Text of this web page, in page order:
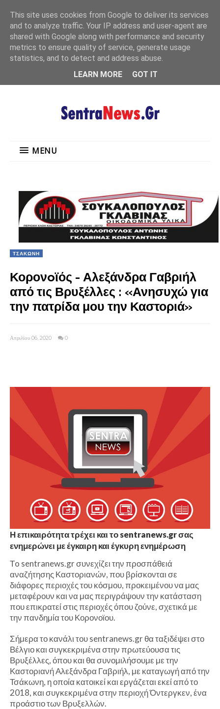
MENU
MENU
ΤΣΑΚΩΝΗ
Κορονoϊός - Αλεξάνδρα Γαβριήλ
από τις Βρυξέλλες : «Ανησυχώ για
την πατρίδα μου την Καστοριά»
Απριλίου 06, 2020 0
Η επικαιρότητα τρέχει και το sentranews.gr σας
ενημερώνει με έγκαιρη και έγκυρη ενημέρωση
Τo sentranews.gr συνεχίζει την προσπάθειά
αναζήτησης Καστοριανών, που βρίσκονται σε
διάφορες περιοχές του κόσμου, προκειμένου να μας
μεταφέρουν και να μας περιγράψουν την κατάσταση
που επικρατεί στις περιοχές όπου ζούνε, σχετικά με
την πανδημία του Κορονοϊου.
Σήμερα το κανάλι του sentranews.gr θα ταξιδέψει στο
Βέλγιο και συγκεκριμένα στην πρωτεύουσα τις
Βρυξέλλες, όπου και θα συνομιλήσουμε με την
Καστοριανή Αλεξάνδρα Γαβριήλ, με καταγωγή από την
Τσάκωνη, η οποία κατοικεί και εργάζεται εκεί από το
2018, και συγκεκριμένα στην περιοχή Όντεργκεν, ένα
προάστιο των Βρυξελλών.
This site uses cookies from Google to deliver its services
and to analyze traffic. Your IP address and user-agent are
shared with Google along with performance and security
metrics to ensure quality of service, generate usage
statistics, and to detect and address abuse.
LEARN MORE
GOT IT